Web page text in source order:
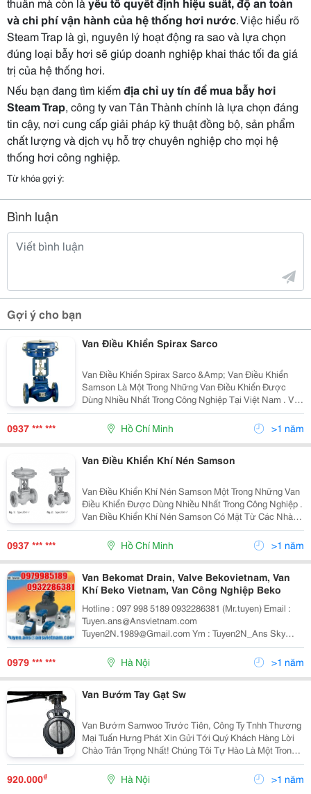
và chi phí vận hành của hệ thống hơi nước. Việc hiểu rõ
Steam Trap là gì, nguyên lý hoạt động ra sao và lựa chọn
đúng loại bẫy hơi sẽ giúp doanh nghiệp khai thác tối đa giá
trị của hệ thống hơi.
Nếu bạn đang tìm kiếmđịa chỉ uy tín để mua bẫy hơi
Steam Trap, công ty van Tân Thành chính là lựa chọn đáng
tin cậy, nơi cung cấp giải pháp kỹ thuật đồng bộ, sản phẩm
chất lượng và dịch vụ hỗ trợ chuyên nghiệp cho mọi hệ
thống hơi công nghiệp.
Từ khóa gợi ý:
Bình luận
Gợi ý cho bạn
Van Điều Khiển Spirax Sarco
Van Điều Khiển Spirax Sarco &Amp; Van Điều Khiển
Samson Là Một Trong Những Van Điều Khiển Được
Dùng Nhiều Nhất Trong Công Nghiệp Tại Việt Nam . Van
Dieu Khien Spirax Sarco Hiện Được Phân Phối Tại Việt
Nam Qua Văn Phòng Đại Diện Tại Singapore .
0937 *** *** Hồ Chí Minh >1 năm
Van Điều Khiển Khí Nén Samson
Van Điều Khiển Khí Nén Samson Một Trong Những Van
Điều Khiển Được Dùng Nhiều Nhất Trong Công Nghiệp .
Van Điều Khiển Khí Nén Samson Có Mặt Từ Các Nhà
Máy Bia , Sữa , Nước Giải Khát , Dược Phẩm &Hellip;
Cho Tới Các Nhà Máy Dệt May , Thức Ăn Gia Xúc ,
0937 *** *** Hồ Chí Minh >1 năm
Van Bekomat Drain, Valve Bekovietnam, Van
Khí Beko Vietnam, Van Công Nghiệp Beko
Hotline : 097 998 5189 0932286381 (Mr.tuyen) Email :
Tuyen.ans@Ansvietnam.com
Tuyen2N.1989@Gmail.com Ym : Tuyen2N_Ans Sky
:Tuyen1989_Ans Website:
Http://Ansvietnam.blogspot.com Ans Việt Nam Là Công
Ty Xnk Hàng Đầu Và Là Nhà Cung Cấp Chuyên Nghiệp
0979 *** *** Hà Nội >1 năm
Van Bướm Tay Gạt Sw
Van Bướm Samwoo Trước Tiên, Công Ty Tnhh Thương
Mại Tuấn Hưng Phát Xin Gửi Tới Quý Khách Hàng Lời
Chào Trân Trọng Nhất! Chúng Tôi Tự Hào Là Một Trong
Những Doanh Nghiệp Hàng Đầu Trong Lĩnh Vực Van
Công Nghiệp, Van Cho Hệ Thống Nước, Hơi, Khí
920.000₫ Hà Nội >1 năm